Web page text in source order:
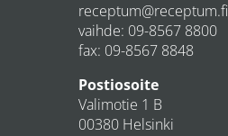
receptum@receptum.fi
vaihde: 09-8567 8800
fax: 09-8567 8848
Postiosoite
Valimotie 1 B
00380 Helsinki